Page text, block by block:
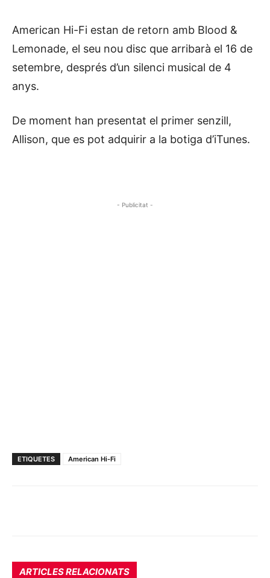
American Hi-Fi estan de retorn amb Blood &
Lemonade, el seu nou disc que arribarà el 16 de
setembre, després d’un silenci musical de 4
anys.
De moment han presentat el primer senzill,
Allison, que es pot adquirir a la botiga d’iTunes.
- Publicitat -
ETIQUETES American Hi-Fi
ARTICLES RELACIONATS